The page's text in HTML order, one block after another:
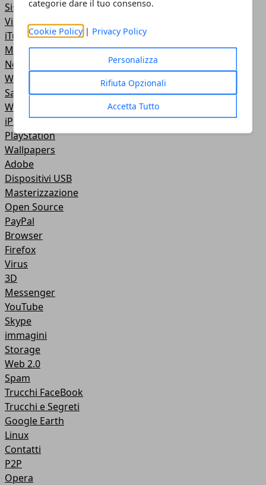
categorie dare il tuo consenso.
Cookie Policy | Privacy Policy
Personalizza
Rifiuta Opzionali
Accetta Tutto
Sistemi Operativi
Video Tutorial
iTunes
Motori di ricerca
NoteBook
Wireless
Samsung
Web Master
iPod
PlayStation
Wallpapers
Adobe
Dispositivi USB
Masterizzazione
Open Source
PayPal
Browser
Firefox
Virus
3D
Messenger
YouTube
Skype
immagini
Storage
Web 2.0
Spam
Trucchi FaceBook
Trucchi e Segreti
Google Earth
Linux
Contatti
P2P
Opera